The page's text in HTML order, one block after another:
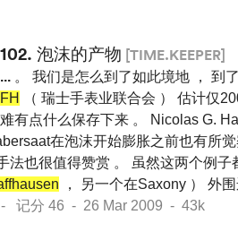
102. 泡沫的产物 [TIME.KEEPER]
... 。 我们是怎么到了如此境地 ， 到
FH
（ 瑞士手表业联合会 ） 估计仅
难有点什么保存下来 。 Nicolas G.
在泡沫开始膨胀之前也有所
法也很值得赞赏 。 虽然这两个例
， 另一个在Saxony ） 外
- 记分 46 - 26 Mar 2009 - 43k